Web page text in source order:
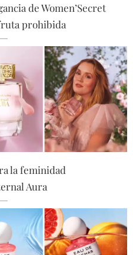
de Women’Secret
prohibida
la feminidad
Aura